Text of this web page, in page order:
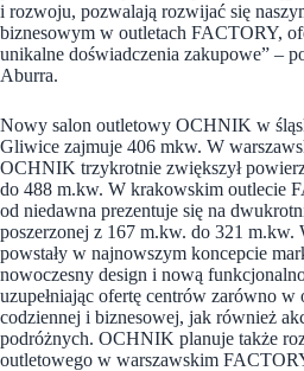
i rozwoju, pozwalają rozwijać się
biznesowym w outletach FACTORY,
unikalne doświadczenia zakupowe” –
Aburra.
Nowy salon outletowy OCHNIK w
Gliwice zajmuje 406 mkw. W
OCHNIK trzykrotnie zwiększył
do 488 m.kw. W krakowskim outlecie
od niedawna prezentuje się na
poszerzonej z 167 m.kw. do 321 m.kw.
powstały w najnowszym koncepcie
nowoczesny design i nową
uzupełniając ofertę centrów zarówno w
codziennej i biznesowej, jak również
podróżnych. OCHNIK planuje także
outletowego w warszawskim